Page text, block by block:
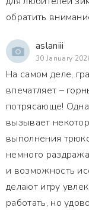
обратить
aslaniii
30 January
На самом деле,
впечатляет –
потрясающе!
вызывает
выполнения
немного
и возможность
делают игру
работать, но